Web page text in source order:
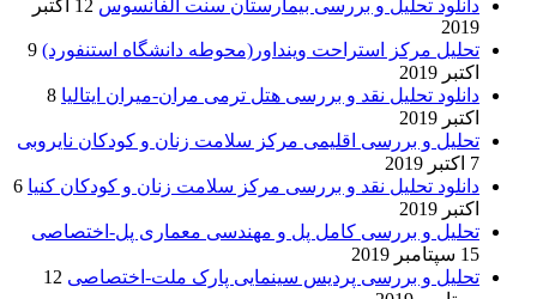
دانلود تحلیل و بررسی بیمارستان سنت آلفانسوس
12 اکتبر
2019
تحلیل مرکز استراحت وینداور(محوطه دانشگاه استنفورد) 9
اکتبر 2019
دانلود تحلیل نقد و بررسی هتل ترمی مران-میران ایتالیا 8
اکتبر 2019
تحلیل و بررسی اقلیمی مرکز سلامت زنان و کودکان نایروبی
7 اکتبر 2019
دانلود تحلیل نقد و بررسی مرکز سلامت زنان و کودکان کنیا 6
اکتبر 2019
تحلیل و بررسی کامل پل و مهندسی معماری پل-اختصاصی
15 سپتامبر 2019
تحلیل و بررسی پردیس سینمایی پارک ملت-اختصاصی 12